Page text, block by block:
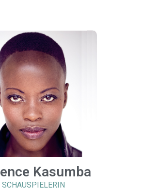
Kasumba
SCHAUSPIELERIN